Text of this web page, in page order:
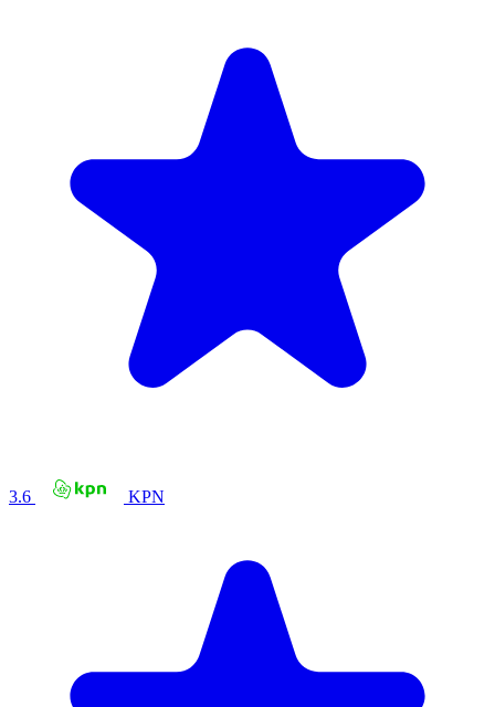
3.6 KPN